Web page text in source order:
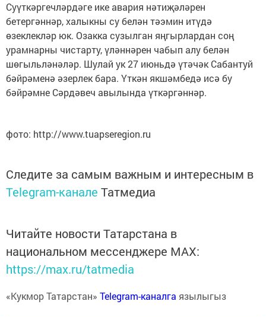
Суүткәргечләрдәге ике авария нәтиҗәләрен
бетергәннәр, халыкны су белән тәэмин итүдә
өзеклекләр юк. Озакка сузылган яңгырлардан соң
урамнарны чистарту, үләннәрен чабып алу белән
шөгыльләнәләр. Шулай ук 27 июньдә үтәчәк Сабантуй
бәйрәменә әзерлек бара. Үткән якшәмбедә исә бу
бәйрәмне Сәрдәвеч авылында үткәргәннәр.
фото: http://www.tuapseregion.ru
Следите за самым важным и интересным в
Telegram-канале Татмедиа
Читайте новости Татарстана в
национальном мессенджере MАХ:
https://max.ru/tatmedia
«Кукмор Татарстан» Telegram-каналга язылыгыз